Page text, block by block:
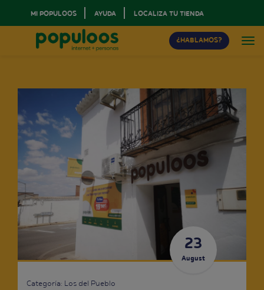
MI POPULOOS AYUDA LOCALIZA TU TIENDA
¿HABLAMOS?
23
August
Categoría: Los del Pueblo